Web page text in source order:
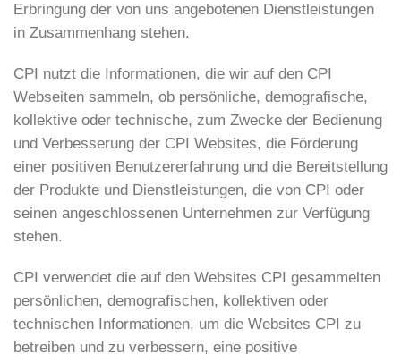
Erbringung der von uns angebotenen Dienstleistungen
in Zusammenhang stehen.
CPI nutzt die Informationen, die wir auf den CPI
Webseiten sammeln, ob persönliche, demografische,
kollektive oder technische, zum Zwecke der Bedienung
und Verbesserung der CPI Websites, die Förderung
einer positiven Benutzererfahrung und die Bereitstellung
der Produkte und Dienstleistungen, die von CPI oder
seinen angeschlossenen Unternehmen zur Verfügung
stehen.
CPI verwendet die auf den Websites CPI gesammelten
persönlichen, demografischen, kollektiven oder
technischen Informationen, um die Websites CPI zu
betreiben und zu verbessern, eine positive